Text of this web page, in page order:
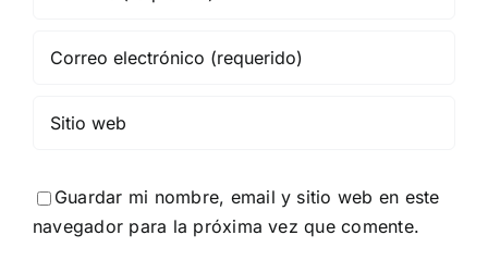
Guardar mi nombre, email y sitio web en este
navegador para la próxima vez que comente.